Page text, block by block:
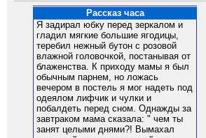
Рассказ часа
Я задирал юбку перед зеркалом и
гладил мягкие большие ягодицы,
теребил нежный бутон с розовой
влажной головочкой, постанывая от
блаженства. К приходу мамы я был
обычным парнем, но ложась
вечером в постель я мог надеть под
одеялом лифчик и чулки и
побалдеть перед сном. Однажды за
завтраком мама сказала: " чем ты
занят целыми днями?! Вымахал